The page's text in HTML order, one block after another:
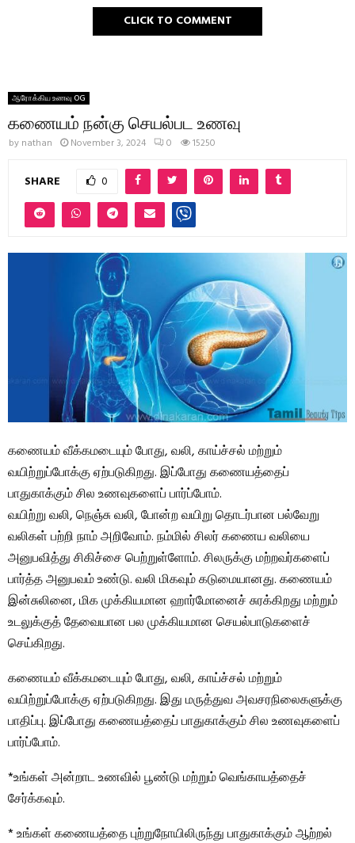
CLICK TO COMMENT
ஆரோக்கிய உணவு OG
கணையம் நன்கு செயல்பட உணவு
by nathan November 3, 2024 0 15250
SHARE 0
கணையம் வீக்கமடையும் போது, ​​வலி, காய்ச்சல் மற்றும்
வயிற்றுப்போக்கு ஏற்படுகிறது. இப்போது கணையத்தைப்
பாதுகாக்கும் சில உணவுகளைப் பார்ப்போம்.
வயிற்று வலி, நெஞ்சு வலி, போன்ற வயிறு தொடர்பான பல்வேறு
வலிகள் பற்றி நாம் அறிவோம். நம்மில் சிலர் கணைய வலியை
அனுபவித்து சிகிச்சை பெற்றுள்ளோம். சிலருக்கு மற்றவர்களைப்
பார்த்த அனுபவம் உண்டு. வலி மிகவும் கடுமையானது. கணையம்
இன்சுலினை, மிக முக்கியமான ஹார்மோனைச் சுரக்கிறது மற்றும்
உடலுக்குத் தேவையான பல முக்கியமான செயல்பாடுகளைச்
செய்கிறது.
கணையம் வீக்கமடையும் போது, ​​வலி, காய்ச்சல் மற்றும்
வயிற்றுப்போக்கு ஏற்படுகிறது. இது மருத்துவ அவசரநிலைகளுக்கு
பாதிப்பு. இப்போது கணையத்தைப் பாதுகாக்கும் சில உணவுகளைப்
பார்ப்போம்.
*உங்கள் அன்றாட உணவில் பூண்டு மற்றும் வெங்காயத்தைச்
சேர்க்கவும்.
* உங்கள் கணையத்தை புற்றுநோயிலிருந்து பாதுகாக்கும் ஆற்றல்